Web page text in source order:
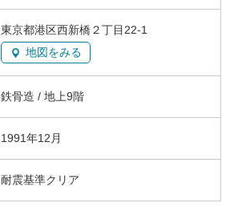
東京都港区西新橋２丁目22-1
地図をみる
鉄骨造 / 地上9階
1991年12月
耐震基準クリア